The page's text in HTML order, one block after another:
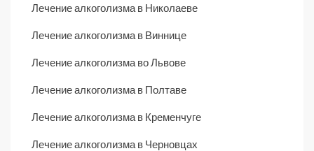
Лечение алкоголизма в Николаеве
Лечение алкоголизма в Виннице
Лечение алкоголизма во Львове
Лечение алкоголизма в Полтаве
Лечение алкоголизма в Кременчуге
Лечение алкоголизма в Черновцах